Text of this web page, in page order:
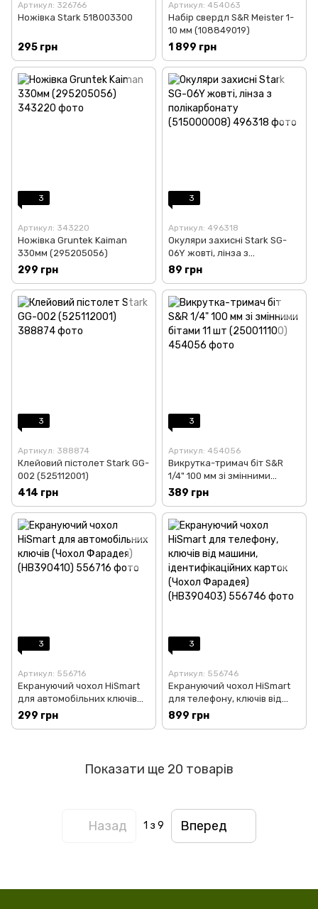
Артикул: 326766
Ножівка Stark 518003300
295 грн
Артикул: 454063
Набір свердл S&R Meister 1-
10 мм (108849019)
1 899 грн
3
Артикул: 343220
Ножівка Gruntek Kaiman
330мм (295205056)
299 грн
3
Артикул: 496318
Окуляри захисні Stark SG-
06Y жовті, лінза з
полікарбонату (515000008)
89 грн
3
Артикул: 388874
Клейовий пістолет Stark GG-
002 (525112001)
414 грн
3
Артикул: 454056
Викрутка-тримач біт S&R
1/4" 100 мм зі змінними
бітами 11 шт (250011100)
389 грн
3
Артикул: 556716
Екрануючий чохол HiSmart
для автомобільних ключів
(Чохол Фарадея) (HB390410)
299 грн
3
Артикул: 556746
Екрануючий чохол HiSmart
для телефону, ключів від
машини, ідентифікаційних
карток (Чохол Фарадея)
899 грн
Показати ще 20 товарів
Назад 1 з 9 Вперед